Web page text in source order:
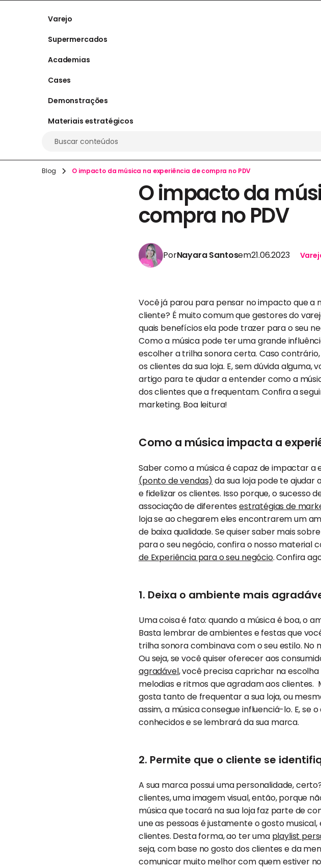
Varejo
Supermercados
Academias
Cases
Demonstrações
Materiais estratégicos
Buscar conteúdos
Blog O impacto da música na experiência de compra no PDV
O impacto da
compra no PDV
PorNayara Santosem21.06.2023
Você já parou para pensar no impacto que a
cliente? É muito comum que gestores do
quais benefícios ela pode trazer para o seu
Como a música pode ter uma grande
escolher a trilha sonora certa. Caso
os clientes da sua loja. E, sem dúvida
artigo para te ajudar a entender como a
dos clientes que a frequentam. Confira a
marketing. Boa leitura!
Como a música impacta a
Saber como a música é capaz de impactar
(ponto de vendas) da sua loja pode te
e fidelizar os clientes. Isso porque, o sucesso
associação de diferentes estratégias de
loja se ao chegarem eles encontrarem um
de baixa qualidade. Se quiser saber mais
para o seu negócio, confira o nosso material
de Experiência para o seu negócio. Confira
1. Deixa o ambiente mais
Uma coisa é fato: quando a música é boa, o
Basta lembrar de ambientes e festas que
trilha sonora combinava com o seu estilo.
Ou seja, se você quiser oferecer aos
agradável, você precisa caprichar na
melodias e ritmos que agradam aos
gosta tanto de frequentar a sua loja, ou
assim, a música consegue influenciá-lo. E, se
conhecidos e se lembrará da sua marca.
2. Permite que o cliente se
A sua marca possui uma personalidade,
clientes, uma imagem visual, então, porque
música que tocará na sua loja faz parte de
une as pessoas é justamente o gosto
clientes. Desta forma, ao ter uma playlist
seja, com base no gosto dos clientes e da
comunicar muito melhor com quem estiver